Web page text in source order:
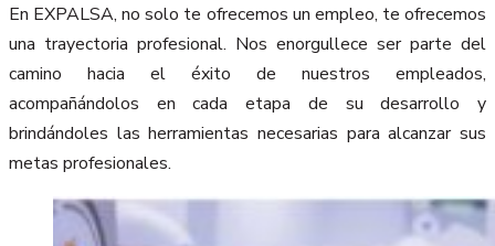
En EXPALSA, no solo te ofrecemos un empleo, te ofrecemos
una trayectoria profesional. Nos enorgullece ser parte del
camino hacia el éxito de nuestros empleados,
acompañándolos en cada etapa de su desarrollo y
brindándoles las herramientas necesarias para alcanzar sus
metas profesionales.